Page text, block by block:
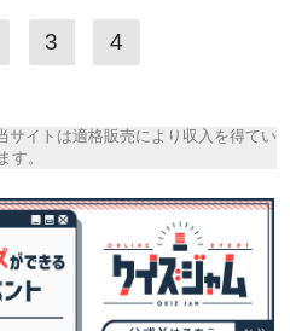
3 4
サイトは適格販売により収入を得てい
ます。